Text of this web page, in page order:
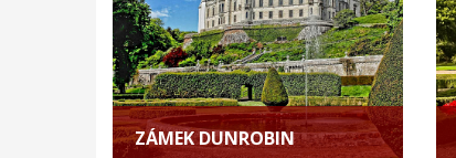
ZÁMEK DUNROBIN